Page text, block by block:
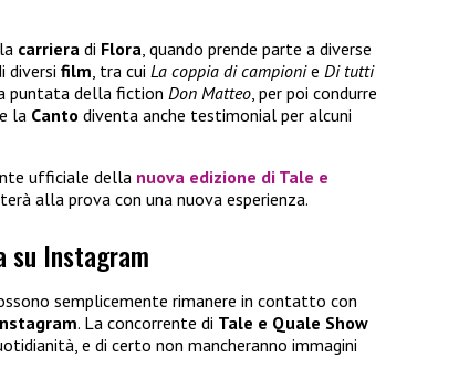
carriera di Flora, quando prende parte a diverse
diversi film, tra cui La coppia di campionie Di tutti
puntata della fiction Don Matteo, per poi condurre
la Canto diventa anche testimonial per alcuni
ufficiale della nuova edizione di Tale e
alla prova con una nuova esperienza.
su Instagram
semplicemente rimanere in contatto con
. La concorrente di Tale e Quale Show
e di certo non mancheranno immagini